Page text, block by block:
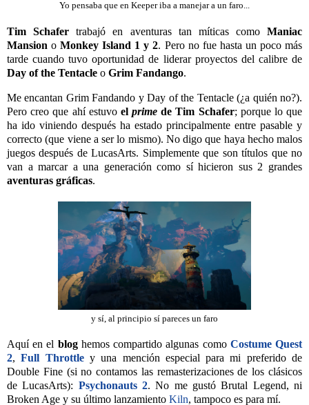
Yo pensaba que en Keeper iba a manejar a un faro...
Tim Schafer trabajó en aventuras tan míticas como Maniac
Mansion oMonkey Island 1 y 2. Pero no fue hasta un poco más
tarde cuando tuvo oportunidad de liderar proyectos del calibre de
Day of the Tentacle o Grim Fandango.
Me encantan Grim Fandando y Day of the Tentacle (¿a quién no?).
Pero creo que ahí estuvo elprimede Tim Schafer; porque lo que
ha ido viniendo después ha estado principalmente entre pasable y
correcto (que viene a ser lo mismo). No digo que haya hecho malos
juegos después de LucasArts. Simplemente que son títulos que no
van a marcar a una generación como sí hicieron sus 2 grandes
aventuras gráficas.
y sí, al principio sí pareces un faro
Aquí en el blog hemos compartido algunas como Costume Quest
2,Full Throttley una mención especial para mi preferido de
Double Fine (si no contamos las remasterizaciones de los clásicos
de LucasArts): Psychonauts 2. No me gustó Brutal Legend, ni
Broken Age y su último lanzamiento Kiln, tampoco es para mí.